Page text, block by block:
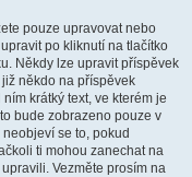
pouze upravovat nebo
po kliknutí na tlačítko
Někdy lze upravit příspěvek
někdo na příspěvek
krátký text, ve kterém je
bude zobrazeno pouze v
se to, pokud
ti mohou zanechat na
Vezměte prosím na